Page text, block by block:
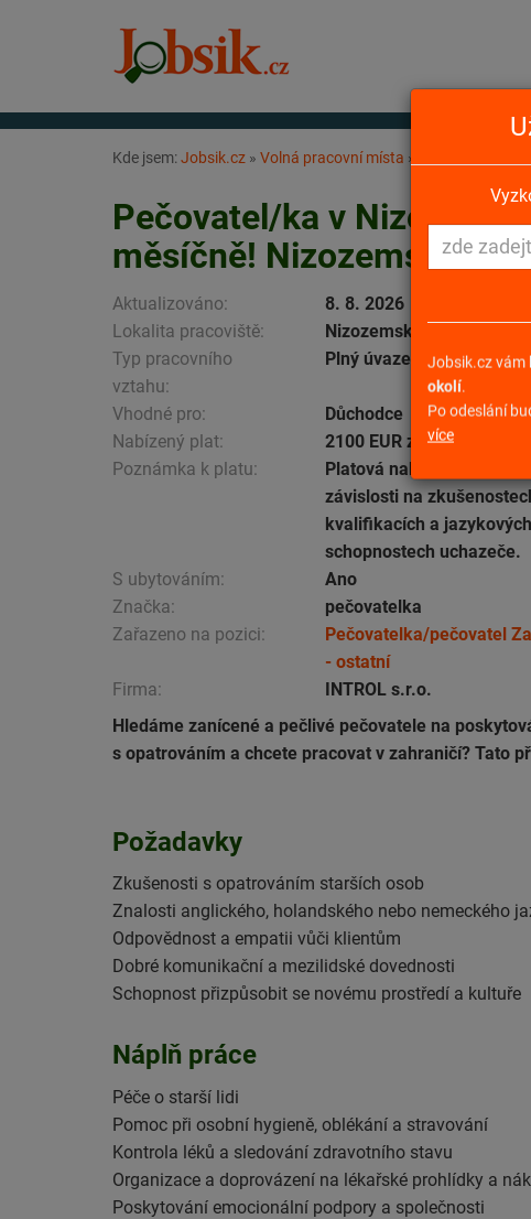
Kde jsem:Jobsik.cz » Volná pracovní místa »
Pečovatel/ka v
měsíčně! Nizozemsko
Aktualizováno:
8. 8. 2026
Lokalita pracoviště:
Nizozemsko
Typ pracovního
vztahu:
Plný úvazek
Vhodné pro:
Důchodce
Nabízený plat:
2100 EUR za měsíc
Poznámka k platu:
Platová nabídka se může
závislosti na
kvalifikacích a jazykových
schopnostech uchazeče.
S ubytováním:
Ano
Značka:
pečovatelka
Zařazeno na pozici:
Pečovatelka/pečovatel
- ostatní
Firma:
INTROL s.r.o.
Hledáme zanícené a pečlivé pečovatele na
s opatrováním a chcete pracovat v zahraničí? Tato
Požadavky
Zkušenosti s opatrováním starších osob
Znalosti anglického, holandského nebo nemeckého
Odpovědnost a empatii vůči klientům
Dobré komunikační a mezilidské dovednosti
Schopnost přizpůsobit se novému prostředí a kultuře
Náplň práce
Péče o starší lidi
Pomoc při osobní hygieně, oblékání a stravování
Kontrola léků a sledování zdravotního stavu
Organizace a doprovázení na lékařské prohlídky a
Poskytování emocionální podpory a společnosti
Jobsik.cz vám
okolí.
Po odeslání
více